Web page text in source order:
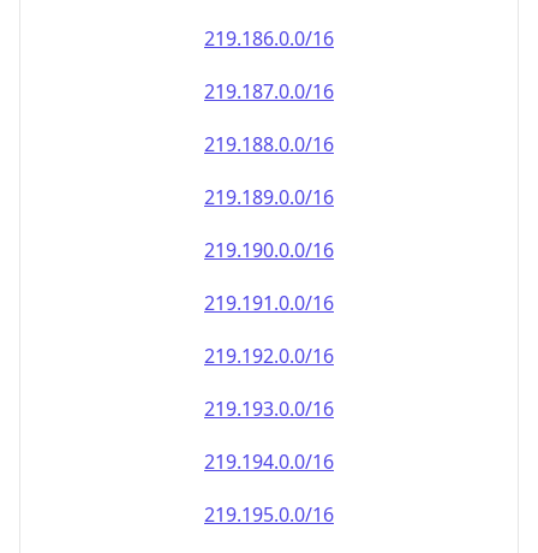
219.186.0.0/16
219.187.0.0/16
219.188.0.0/16
219.189.0.0/16
219.190.0.0/16
219.191.0.0/16
219.192.0.0/16
219.193.0.0/16
219.194.0.0/16
219.195.0.0/16